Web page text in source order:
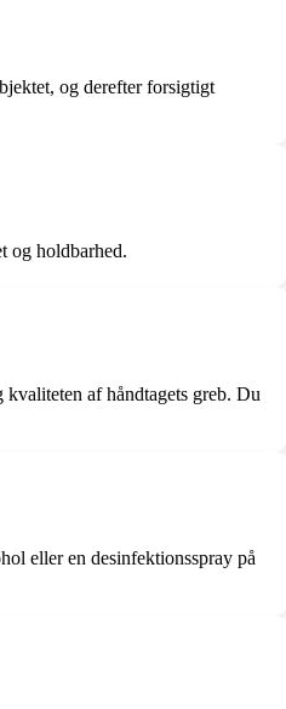
og derefter forsigtigt
og holdbarhed.
af håndtagets greb. Du
eller en desinfektionsspray på